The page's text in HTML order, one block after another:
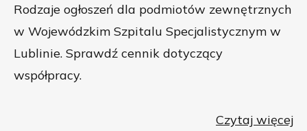
Rodzaje ogłoszeń dla podmiotów zewnętrznych
w Wojewódzkim Szpitalu Specjalistycznym w
Lublinie. Sprawdź cennik dotyczący
współpracy.
Czytaj więcej